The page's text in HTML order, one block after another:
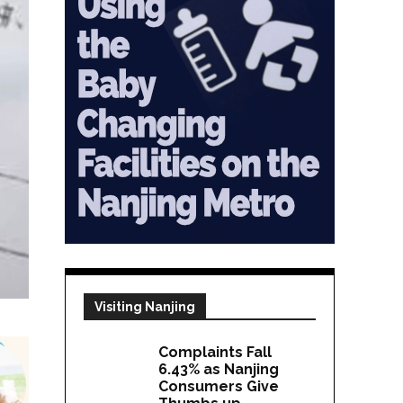
Visiting Nanjing
Complaints Fall
6.43% as Nanjing
Consumers Give